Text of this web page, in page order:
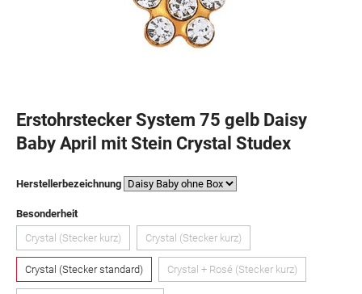
Erstohrstecker System 75 gelb Daisy
Baby April mit Stein Crystal Studex
Herstellerbezeichnungauswählen
Besonderheitauswählen
Crystal (Stecker kurz)(Diese Option ist zurzeit nicht verfügbar.)
Crystal (Stecker kurz)(Diese Option ist zurzeit nicht verfügbar.)
Crystal (Stecker standard) Crystal + Rosé (Stecker kurz)
(Diese Option ist zurzeit nicht